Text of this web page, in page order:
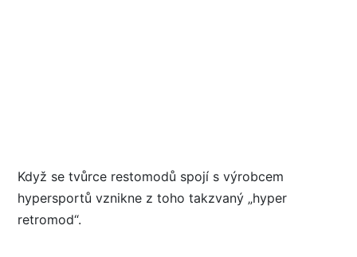
Když se tvůrce restomodů spojí s výrobcem
hypersportů vznikne z toho takzvaný „hyper
retromod“.